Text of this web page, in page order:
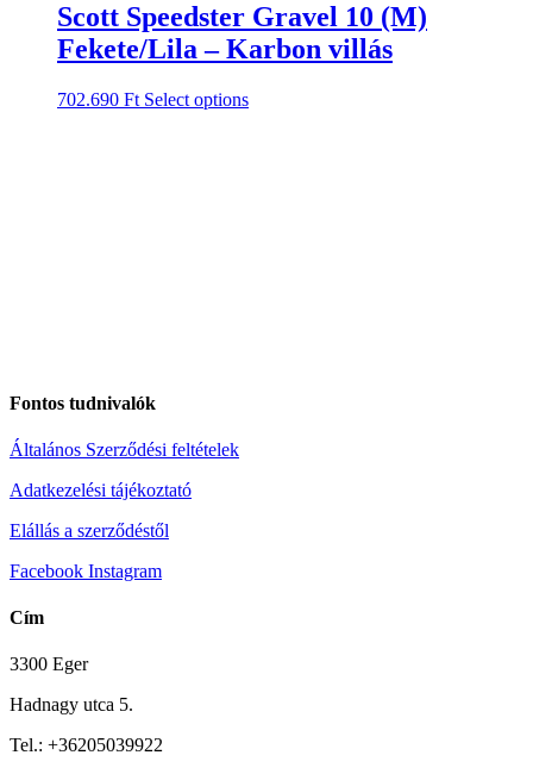
Scott Speedster Gravel 10 (M)
Fekete/Lila – Karbon villás
702.690 Ft Select options
Fontos tudnivalók
Általános Szerződési feltételek
Adatkezelési tájékoztató
Elállás a szerződéstől
Facebook Instagram
Cím
3300 Eger
Hadnagy utca 5.
Tel.: +36205039922